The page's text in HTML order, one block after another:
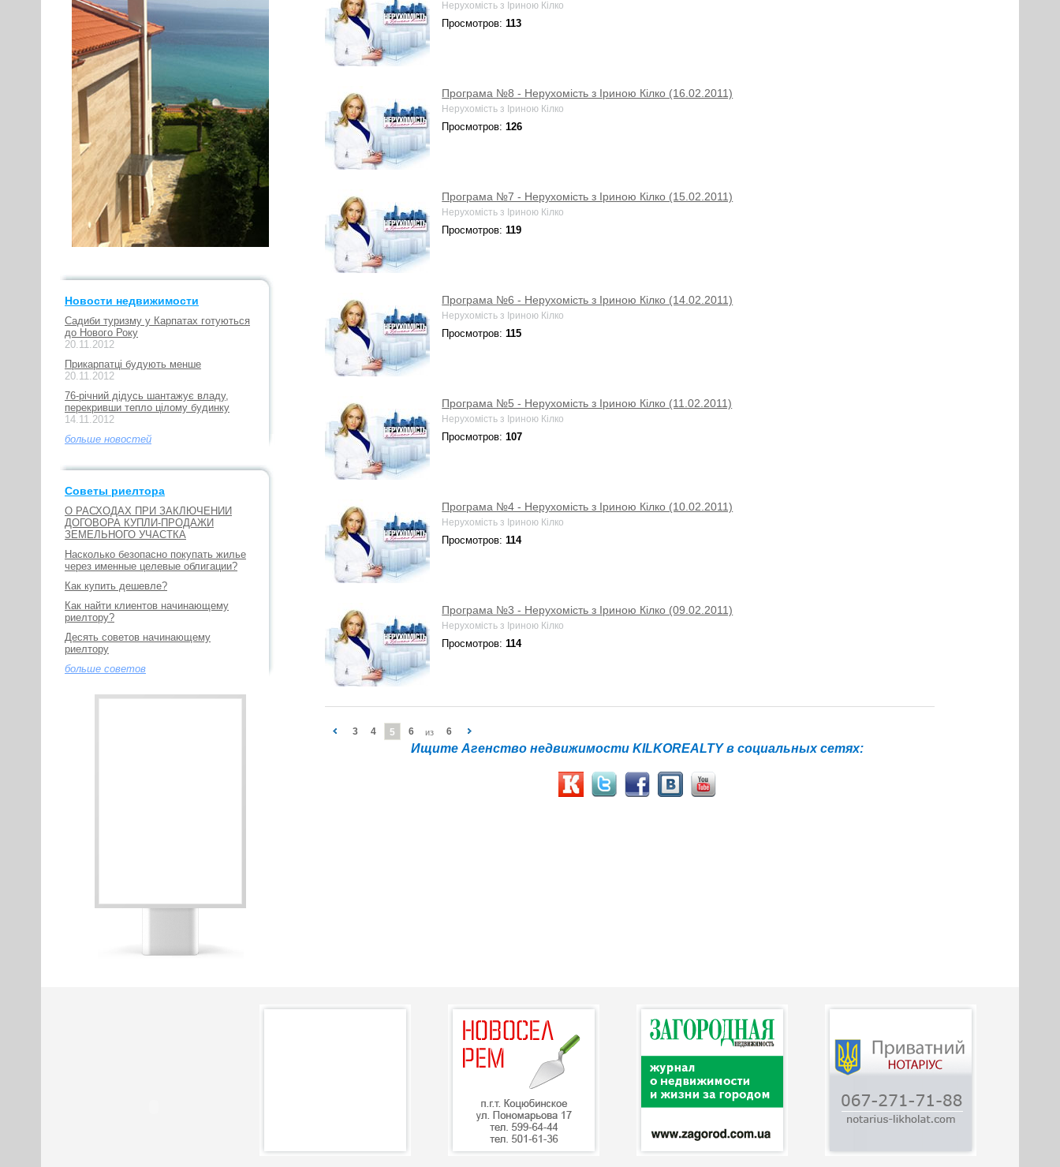
Новости недвижимости
Садиби туризму у Карпатах готуються
до Нового Року
20.11.2012
Прикарпатці будують менше
20.11.2012
76-річний дідусь шантажує владу,
перекривши тепло цілому будинку
14.11.2012
больше новостей
Советы риелтора
О РАСХОДАХ ПРИ ЗАКЛЮЧЕНИИ
ДОГОВОРА КУПЛИ-ПРОДАЖИ
ЗЕМЕЛЬНОГО УЧАСТКА
Насколько безопасно покупать жилье
через именные целевые облигации?
Как купить дешевле?
Как найти клиентов начинающему
риелтору?
Десять советов начинающему
риелтору
больше советов
Нерухомість з Іриною Кілко
Просмотров:113
Програма №8 - Нерухомість з Іриною Кілко (16.02.2011)
Нерухомість з Іриною Кілко
Просмотров:126
Програма №7 - Нерухомість з Іриною Кілко (15.02.2011)
Нерухомість з Іриною Кілко
Просмотров:119
Програма №6 - Нерухомість з Іриною Кілко (14.02.2011)
Нерухомість з Іриною Кілко
Просмотров:115
Програма №5 - Нерухомість з Іриною Кілко (11.02.2011)
Нерухомість з Іриною Кілко
Просмотров:107
Програма №4 - Нерухомість з Іриною Кілко (10.02.2011)
Нерухомість з Іриною Кілко
Просмотров:114
Програма №3 - Нерухомість з Іриною Кілко (09.02.2011)
Нерухомість з Іриною Кілко
Просмотров:114
3 4 5 6 из 6
Ищите Агенство недвижимости KILKOREALTY в социальных сетях: